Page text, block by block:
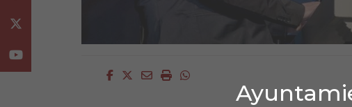
Facebook
Twitter
EmailImprimirWhatsapp
Youtube